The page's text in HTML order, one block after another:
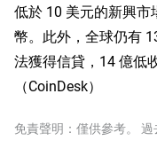
低於 10 美元的新興
幣。此外，全球仍有
法獲得信貸，14 億低
（CoinDesk）
免責聲明：僅供參考。 過